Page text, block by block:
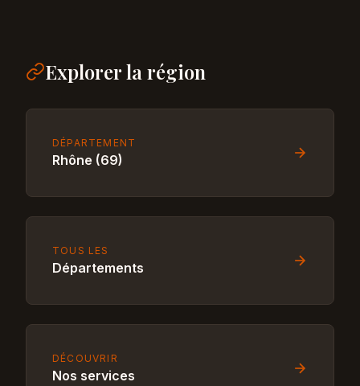
Explorer la région
DÉPARTEMENT
Rhône (69)
TOUS LES
Départements
DÉCOUVRIR
Nos services